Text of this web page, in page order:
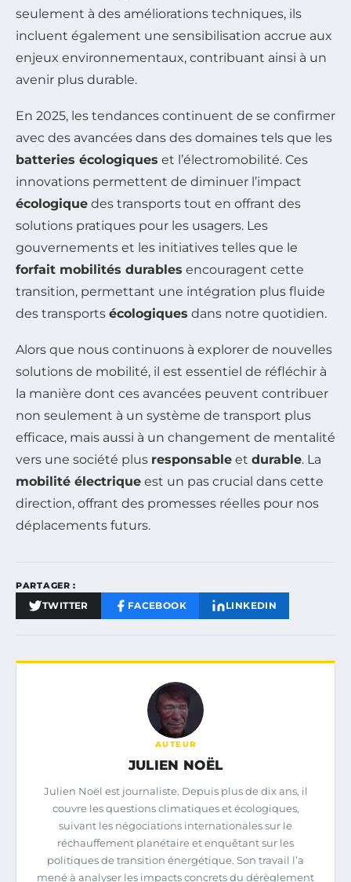
seulement à des améliorations techniques, ils
incluent également une sensibilisation accrue aux
enjeux environnementaux, contribuant ainsi à un
avenir plus durable.
En 2025, les tendances continuent de se confirmer
avec des avancées dans des domaines tels que les
batteries écologiques et l’électromobilité. Ces
innovations permettent de diminuer l’impact
écologique des transports tout en offrant des
solutions pratiques pour les usagers. Les
gouvernements et les initiatives telles que le
forfait mobilités durables encouragent cette
transition, permettant une intégration plus fluide
des transports écologiques dans notre quotidien.
Alors que nous continuons à explorer de nouvelles
solutions de mobilité, il est essentiel de réfléchir à
la manière dont ces avancées peuvent contribuer
non seulement à un système de transport plus
efficace, mais aussi à un changement de mentalité
vers une société plus responsable et durable. La
mobilité électrique est un pas crucial dans cette
direction, offrant des promesses réelles pour nos
déplacements futurs.
PARTAGER :
TWITTER FACEBOOK LINKEDIN
AUTEUR
JULIEN NOËL
Julien Noël est journaliste. Depuis plus de dix ans, il
couvre les questions climatiques et écologiques,
suivant les négociations internationales sur le
réchauffement planétaire et enquêtant sur les
politiques de transition énergétique. Son travail l’a
mené à analyser les impacts concrets du dérèglement